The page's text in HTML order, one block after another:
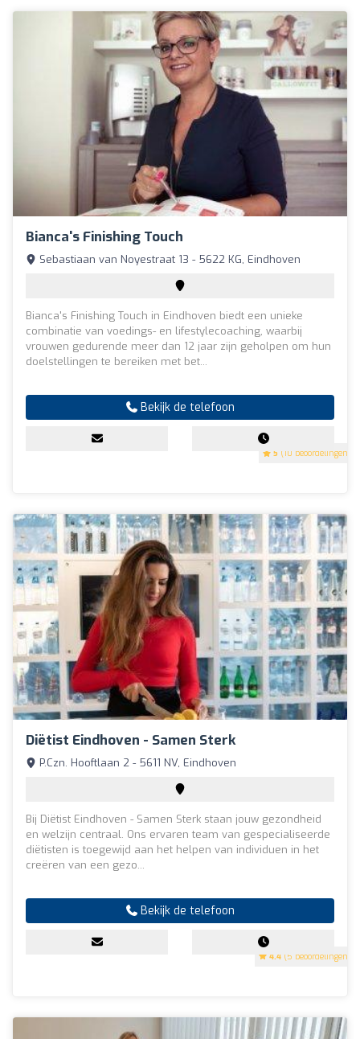
Bianca's Finishing Touch
5 (10 beoordelingen)
Sebastiaan van Noyestraat 13 - 5622 KG, Eindhoven
Bianca's Finishing Touch in Eindhoven biedt een unieke
combinatie van voedings- en lifestylecoaching, waarbij
vrouwen gedurende meer dan 12 jaar zijn geholpen om hun
doelstellingen te bereiken met bet...
Bekijk de telefoon
Diëtist Eindhoven - Samen Sterk
4.4 (5 beoordelingen)
P.Czn. Hooftlaan 2 - 5611 NV, Eindhoven
Bij Diëtist Eindhoven - Samen Sterk staan jouw gezondheid
en welzijn centraal. Ons ervaren team van gespecialiseerde
diëtisten is toegewijd aan het helpen van individuen in het
creëren van een gezo...
Bekijk de telefoon